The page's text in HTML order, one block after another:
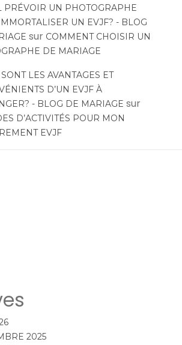
PRÉVOIR UN PHOTOGRAPHE
UN EVJF? - BLOG
sur COMMENT CHOISIR UN
DE MARIAGE
LES AVANTAGES ET
D’UN EVJF À
- BLOG DE MARIAGE sur
D’ACTIVITÉS POUR MON
EVJF
2025